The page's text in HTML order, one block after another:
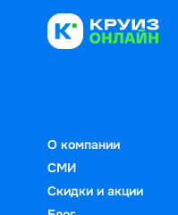
О компании
СМИ
Скидки и акции